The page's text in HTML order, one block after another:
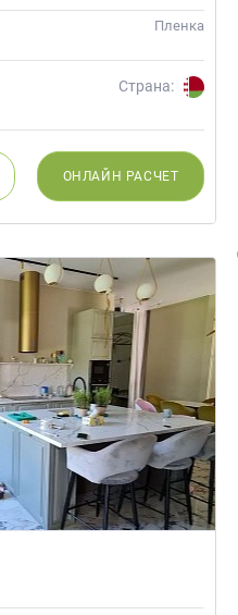
Пленка
Страна:
ОНЛАЙН РАСЧЕТ